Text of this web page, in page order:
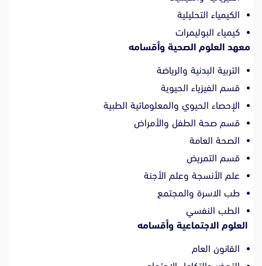
الكيمياء التحليلية
كيمياء البوليمرات
معهد العلوم الصحية وأقسامه
التربية البدنية والرياضة
قسم الفيزياء الحيوية
الإحصاء الحيوي والمعلوماتية الطبية
قسم صحة الطفل والأمراض
الصحة العامة
قسم التمريض
علم الأنسجة وعلم الأجنة
طب الاسرة والمجتمع
الطب النفسي
العلوم الاجتماعية وأقسامه
القانون العام